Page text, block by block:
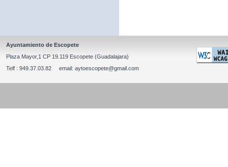
Ayuntamiento de Escopete
Plaza Mayor,1 CP 19.119 Escopete (Guadalajara)
Telf : 949.37.03.82 email: aytoescopete@gmail.com